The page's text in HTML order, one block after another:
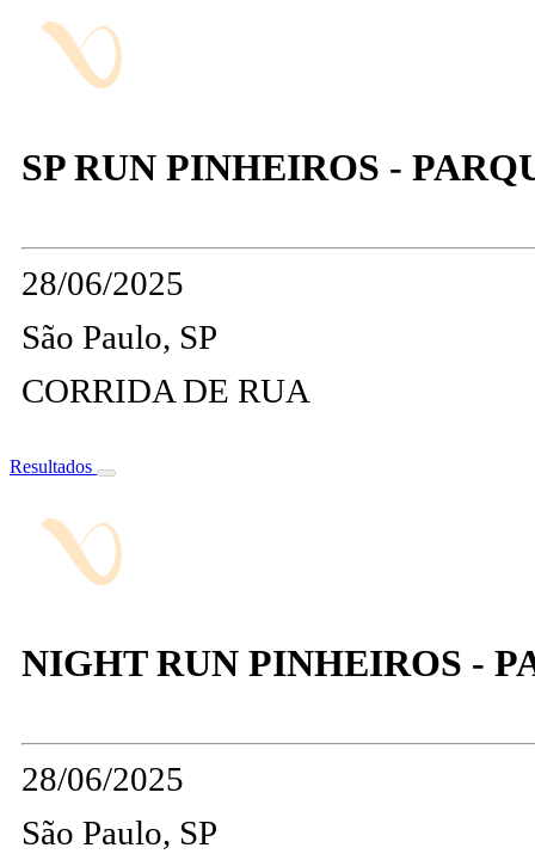
SP RUN PINHEIROS -
28/06/2025
São Paulo, SP
CORRIDA DE RUA
Resultados
NIGHT RUN PINHEIROS -
28/06/2025
São Paulo, SP